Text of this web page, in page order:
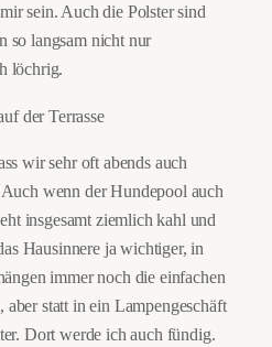
sein. Auch die Polster sind
so langsam nicht nur
löchrig.
wir sehr oft abends auch
Auch wenn der Hundepool auch
insgesamt ziemlich kahl und
Hausinnere ja wichtiger, in
immer noch die einfachen
statt in ein Lampengeschäft
Dort werde ich auch fündig.